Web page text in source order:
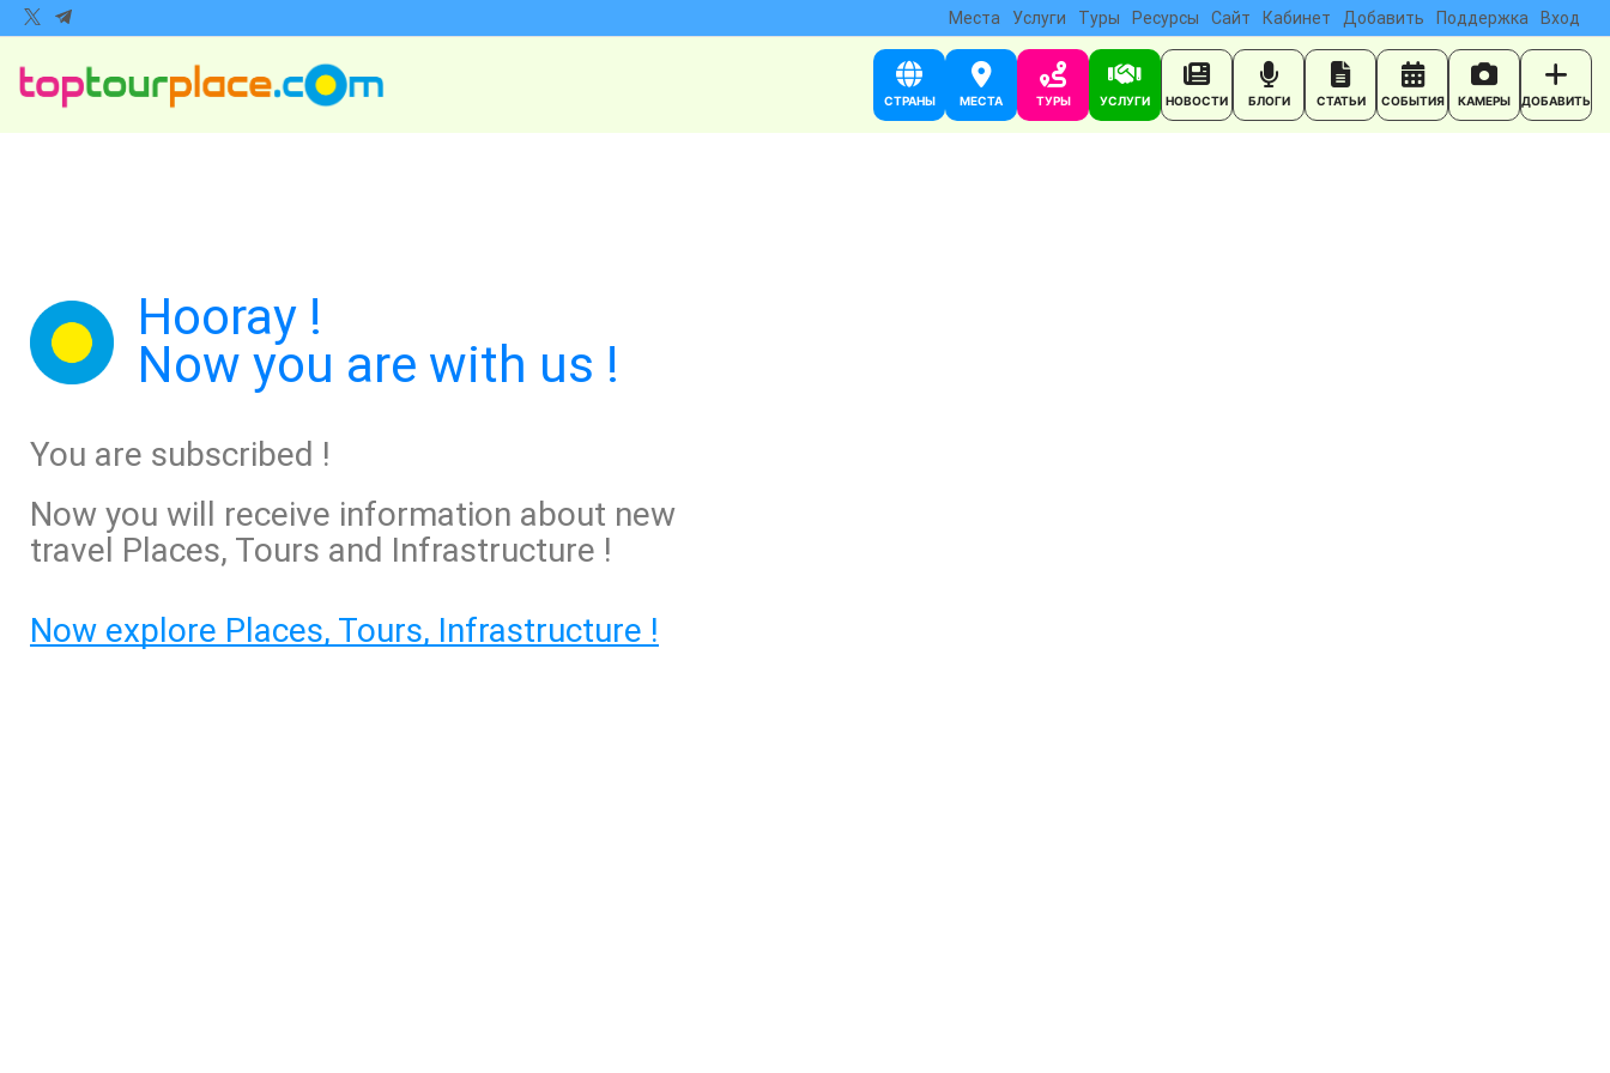
Места Услуги Туры Ресурсы Сайт Кабинет Добавить Поддержка Вход
СТРАНЫ МЕСТА ТУРЫ УСЛУГИ НОВОСТИ БЛОГИ СТАТЬИ СОБЫТИЯ КАМЕРЫ ДОБАВИТЬ
Hooray !
Now you are with us !
You are subscribed !
Now you will receive information about new
travel Places, Tours and Infrastructure !
Now explore Places, Tours, Infrastructure !